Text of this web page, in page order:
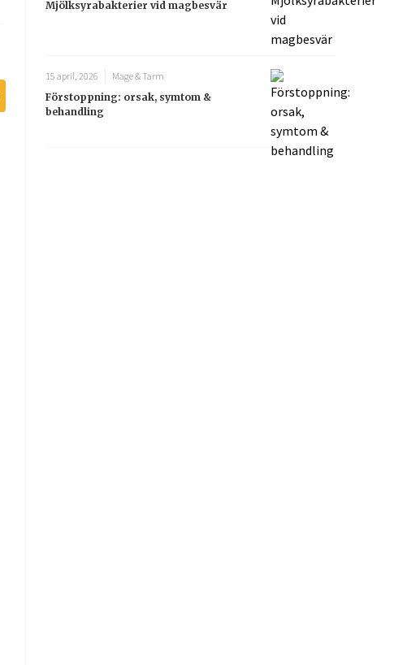
Mjölksyrabakterier vid magbesvär
15 april, 2026
Mage & Tarm
Förstoppning: orsak, symtom &
behandling